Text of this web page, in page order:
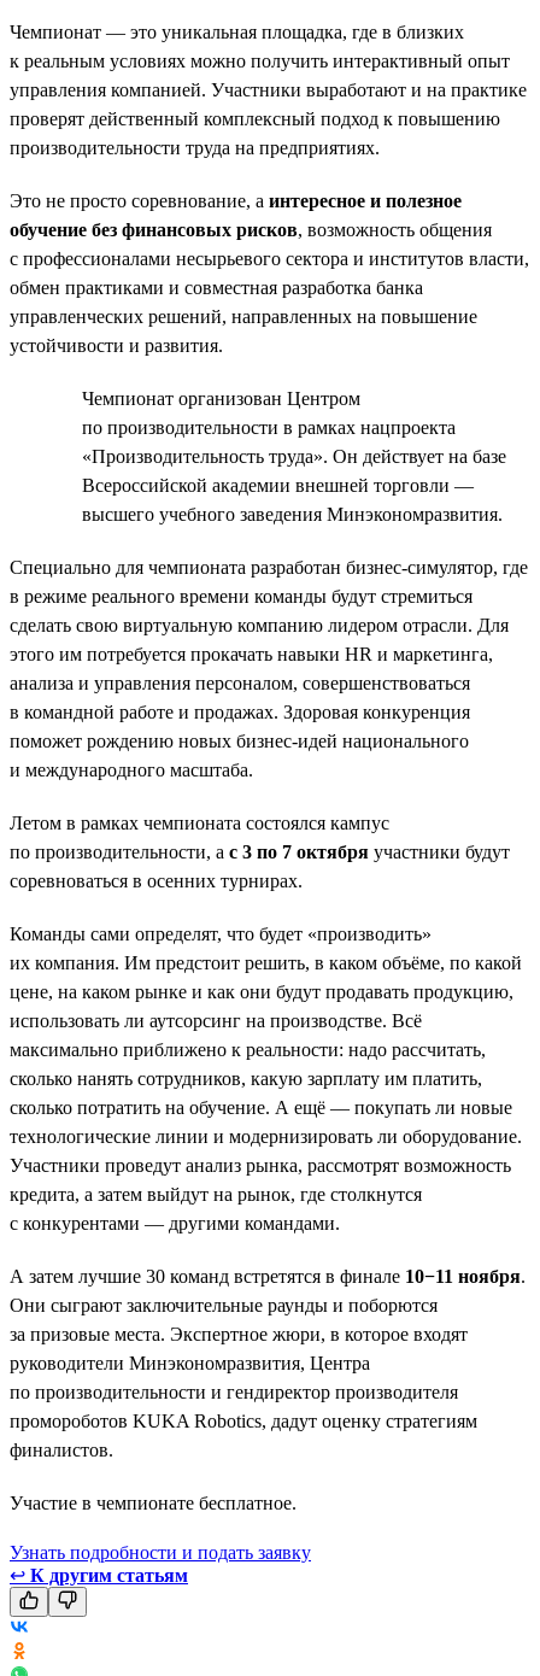
Чемпионат — это уникальная площадка, где в близких
к реальным условиях можно получить интерактивный опыт
управления компанией. Участники выработают и на практике
проверят действенный комплексный подход к повышению
производительности труда на предприятиях.
Это не просто соревнование, а интересное и полезное
обучение без финансовых рисков, возможность общения
с профессионалами несырьевого сектора и институтов власти,
обмен практиками и совместная разработка банка
управленческих решений, направленных на повышение
устойчивости и развития.
Чемпионат организован Центром
по производительности в рамках нацпроекта
«Производительность труда». Он действует на базе
Всероссийской академии внешней торговли —
высшего учебного заведения Минэкономразвития.
Специально для чемпионата разработан бизнес-симулятор, где
в режиме реального времени команды будут стремиться
сделать свою виртуальную компанию лидером отрасли. Для
этого им потребуется прокачать навыки HR и маркетинга,
анализа и управления персоналом, совершенствоваться
в командной работе и продажах. Здоровая конкуренция
поможет рождению новых бизнес-идей национального
и международного масштаба.
Летом в рамках чемпионата состоялся кампус
по производительности, а с 3 по 7 октября участники будут
соревноваться в осенних турнирах.
Команды сами определят, что будет «производить»
их компания. Им предстоит решить, в каком объёме, по какой
цене, на каком рынке и как они будут продавать продукцию,
использовать ли аутсорсинг на производстве. Всё
максимально приближено к реальности: надо рассчитать,
сколько нанять сотрудников, какую зарплату им платить,
сколько потратить на обучение. А ещё — покупать ли новые
технологические линии и модернизировать ли оборудование.
Участники проведут анализ рынка, рассмотрят возможность
кредита, а затем выйдут на рынок, где столкнутся
с конкурентами — другими командами.
А затем лучшие 30 команд встретятся в финале 10−11 ноября.
Они сыграют заключительные раунды и поборются
за призовые места. Экспертное жюри, в которое входят
руководители Минэкономразвития, Центра
по производительности и гендиректор производителя
промороботов KUKA Robotics, дадут оценку стратегиям
финалистов.
Участие в чемпионате бесплатное.
Узнать подробности и подать заявку
↩ К другим статьям